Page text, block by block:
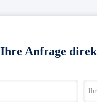
Ihre Anfrage